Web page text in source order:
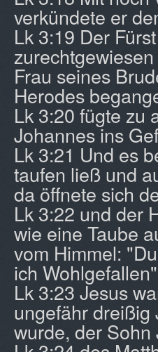
verkündete er
Lk 3:19 Der
Frau seines
Herodes
Lk 3:20 fügte zu
Johannes ins
Lk 3:21 Und es
taufen ließ und
da öffnete sich
Lk 3:22 und der
wie eine Taube
vom Himmel:
ich
Lk 3:23 Jesus
ungefähr dreißig
wurde, der Sohn